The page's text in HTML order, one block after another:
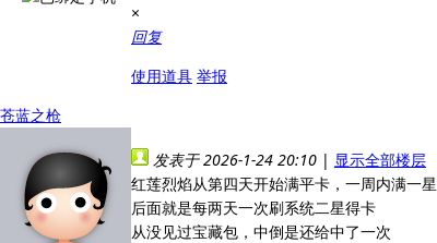
×
回复
使用道具 举报
苍蓝之枪
发表于 2026-1-24 20:10 | 显示全部楼层
红莲烈焰从第四天开始满平卡，一周内满一星
后面就是每两天一次刷系统二星得卡
从没见过宝藏包，中倒是还给中了一次